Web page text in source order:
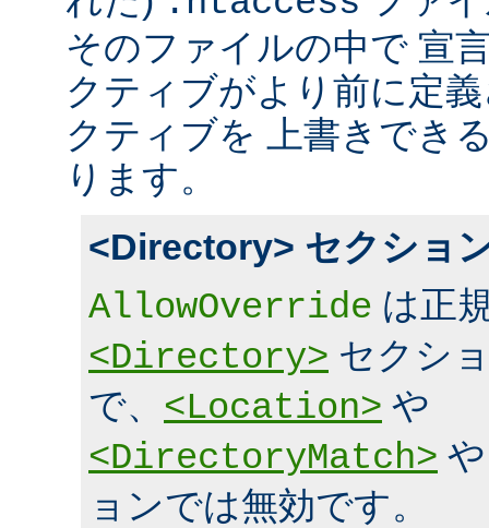
そのファイルの中で 宣
クティブがより前に定
クティブを 上書きでき
ります。
<Directory> セクショ
AllowOverride は正
<Directory> セクシ
で、 <Location> や
<DirectoryMatch>
ョンでは無効です。